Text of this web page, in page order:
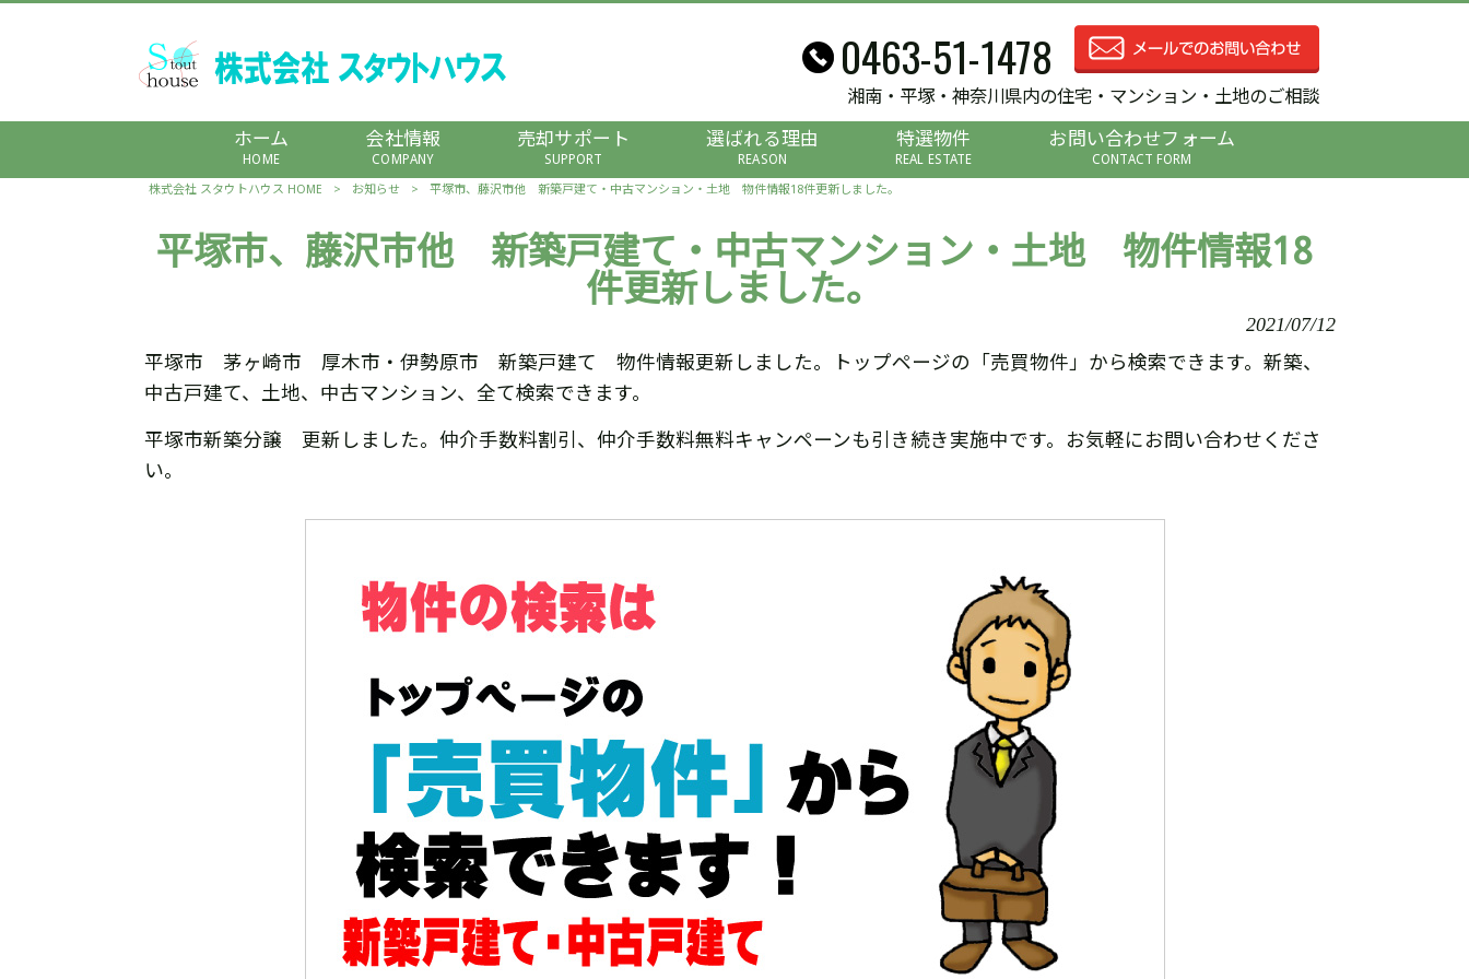
0463-51-1478
湘南・平塚・神奈川県内の住宅・マンション・土地のご相談
ホーム
HOME
会社情報
COMPANY
売却サポート
SUPPORT
選ばれる理由
REASON
特選物件
REAL ESTATE
お問い合わせフォーム
CONTACT FORM
株式会社 スタウトハウス HOME > お知らせ > 平塚市、藤沢市他 新築戸建て・中古マンション・土地 物件情報18件更新しました。
平塚市、藤沢市他 新築戸建て・中古マンション・土地 物件情報18
件更新しました。
2021/07/12
平塚市 茅ヶ崎市 厚木市・伊勢原市 新築戸建て 物件情報更新しました。トップページの「売買物件」から検索できます。新築、
中古戸建て、土地、中古マンション、全て検索できます。
平塚市新築分譲 更新しました。仲介手数料割引、仲介手数料無料キャンペーンも引き続き実施中です。お気軽にお問い合わせくださ
い。